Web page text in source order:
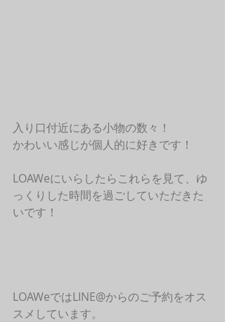
入り口付近にある小物の数々！
かわいい感じが個人的に好きです！
LOAWeにいらしたらこれらを見て、ゆ
っくりした時間を過ごしていただきた
いです！
LOAWeではLINE@からのご予約をオス
スメしています。